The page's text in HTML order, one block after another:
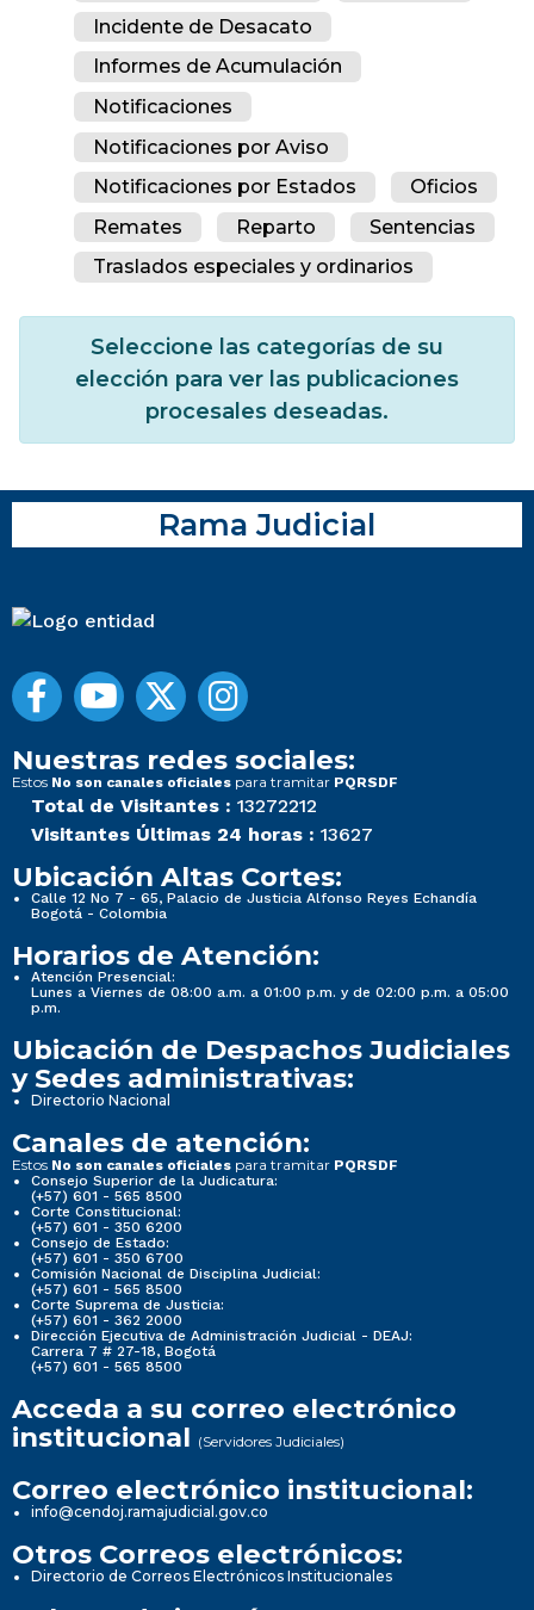
Incidente de Desacato
Informes de Acumulación
Notificaciones
Notificaciones por Aviso
Notificaciones por Estados
Oficios
Remates
Reparto
Sentencias
Traslados especiales y ordinarios
Seleccione las categorías de su
elección para ver las publicaciones
procesales deseadas.
Rama Judicial
Nuestras redes sociales:
Estos No son canales oficiales para tramitar PQRSDF
Total de Visitantes : 13272212
Visitantes Últimas 24 horas : 13627
Ubicación Altas Cortes:
Calle 12 No 7 - 65, Palacio de Justicia Alfonso Reyes Echandía
Bogotá - Colombia
Horarios de Atención:
Atención Presencial:
Lunes a Viernes de 08:00 a.m. a 01:00 p.m. y de 02:00 p.m. a 05:00
p.m.
Ubicación de Despachos Judiciales
y Sedes administrativas:
Directorio Nacional
Canales de atención:
Estos No son canales oficiales para tramitar PQRSDF
Consejo Superior de la Judicatura:
(+57) 601 - 565 8500
Corte Constitucional:
(+57) 601 - 350 6200
Consejo de Estado:
(+57) 601 - 350 6700
Comisión Nacional de Disciplina Judicial:
(+57) 601 - 565 8500
Corte Suprema de Justicia:
(+57) 601 - 362 2000
Dirección Ejecutiva de Administración Judicial - DEAJ:
Carrera 7 # 27-18, Bogotá
(+57) 601 - 565 8500
Acceda a su correo electrónico
institucional (Servidores Judiciales)
Correo electrónico institucional:
info@cendoj.ramajudicial.gov.co
Otros Correos electrónicos:
Directorio de Correos Electrónicos Institucionales